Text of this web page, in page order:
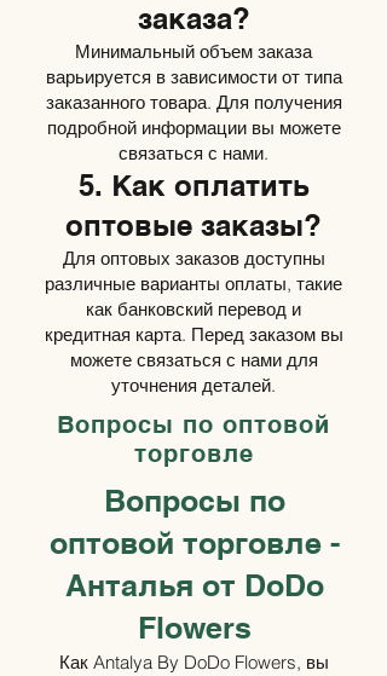
заказа?
Минимальный объем заказа
варьируется в зависимости от типа
заказанного товара. Для получения
подробной информации вы можете
связаться с нами.
5. Как оплатить
оптовые заказы?
Для оптовых заказов доступны
различные варианты оплаты, такие
как банковский перевод и
кредитная карта. Перед заказом вы
можете связаться с нами для
уточнения деталей.
Вопросы по оптовой
торговле
Вопросы по
оптовой торговле -
Анталья от DoDo
Flowers
Как Antalya By DoDo Flowers, вы